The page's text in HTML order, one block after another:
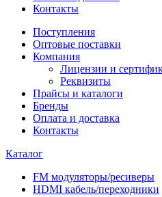
Контакты
Поступления
Оптовые поставки
Компания
Лицензии и
Реквизиты
Прайсы и каталоги
Бренды
Оплата и доставка
Контакты
Каталог
FM модуляторы/ресиверы
HDMI кабель/переходники